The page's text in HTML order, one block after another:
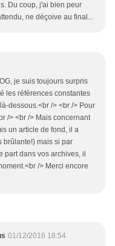
Du coup, j'ai bien peur
ne déçoive au final...
je suis toujours surpris
les références constantes
dessous.<br /> <br /> Pour
/> <br /> Mais concernant
un article de fond, il a
brûlante!) mais si par
dans vos archives, il
/> Merci encore
01/12/2016 18:54